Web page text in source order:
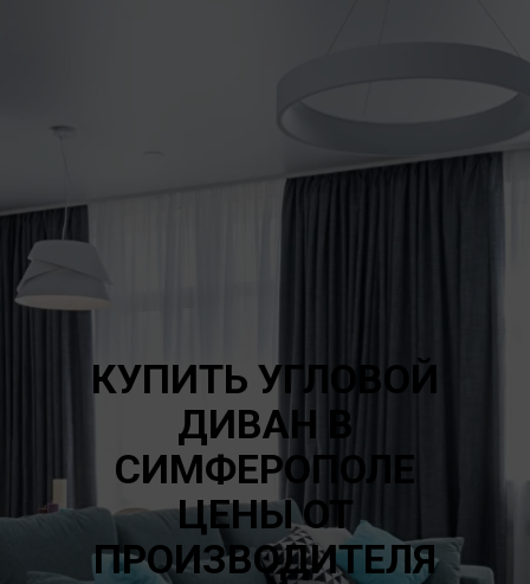
КУПИТЬ УГЛОВОЙ
ДИВАН В
СИМФЕРОПОЛЕ
ЦЕНЫ ОТ
ПРОИЗВОДИТЕЛЯ